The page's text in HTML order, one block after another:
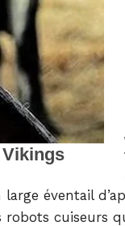
éventail
robots cuiseurs